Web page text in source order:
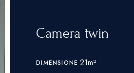
Camera twin
DIMENSIONE 21m²